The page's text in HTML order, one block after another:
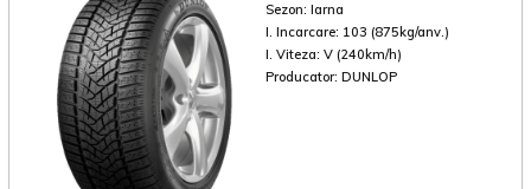
Sezon: Iarna
I. Incarcare: 103 (875kg/anv.)
I. Viteza: V (240km/h)
Producator: DUNLOP